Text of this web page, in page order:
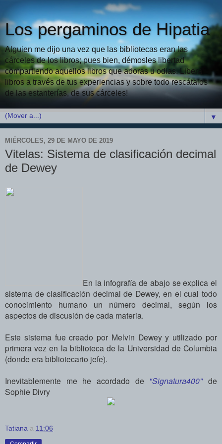
Los pergaminos de Hipatia
Alguien me dijo una vez que las bibliotecas eran las
cárceles de los libros; pues bien, démosles libertad
compartiendo aquellos libros que adoras u odias. Libera
libros a través de tus experiencias y sobre todo rescátalos
de las estanterías, de sus cárceles!
▼
MIÉRCOLES, 29 DE MAYO DE 2019
Vitelas: Sistema de clasificación decimal
de Dewey
En la infografía de abajo se explica el
sistema de clasificación decimal de Dewey, en el cual todo
conocimiento humano un número decimal, según los
aspectos de discusión de cada materia.
Este sistema fue creado por Melvin Dewey y utilizado por
primera vez en la biblioteca de la Universidad de Columbia
(donde era bibliotecario jefe).
Inevitablemente me he acordado de "Signatura400"de
Sophie Divry
Tatiana a 11:06